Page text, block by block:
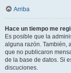
Arriba
Hace un tiempo me
Es posible que la
alguna razón. También,
que no publicaron
de la base de datos. Si
discuciones.